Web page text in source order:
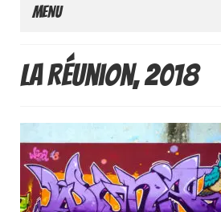
Menu
About
Portfolio
Walls
Collective walls
La Réunion, 2018